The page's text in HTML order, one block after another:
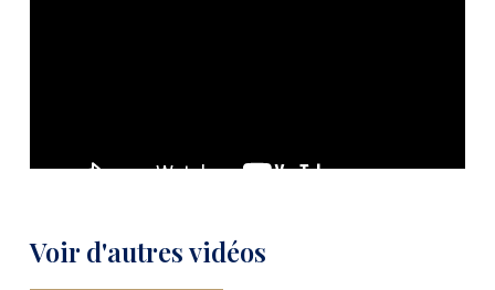
Voir d'autres vidéos